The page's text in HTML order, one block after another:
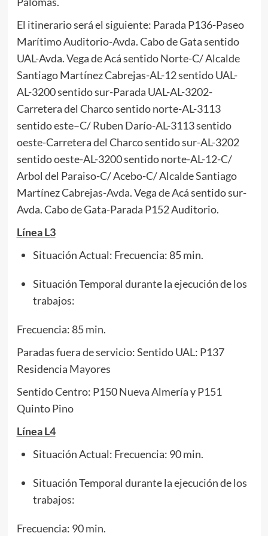
El itinerario será el siguiente: Parada P136-Paseo
Marítimo Auditorio-Avda. Cabo de Gata sentido
UAL-Avda. Vega de Acá sentido Norte-C/ Alcalde
Santiago Martínez Cabrejas-AL-12 sentido UAL-
AL-3200 sentido sur-Parada UAL-AL-3202-
Carretera del Charco sentido norte-AL-3113
sentido este–C/ Ruben Darío-AL-3113 sentido
oeste-Carretera del Charco sentido sur-AL-3202
sentido oeste-AL-3200 sentido norte-AL-12-C/
Arbol del Paraiso-C/ Acebo-C/ Alcalde Santiago
Martínez Cabrejas-Avda. Vega de Acá sentido sur-
Avda. Cabo de Gata-Parada P152 Auditorio.
Línea L3
Situación Actual: Frecuencia: 85 min.
Situación Temporal durante la ejecución de los
trabajos:
Frecuencia: 85 min.
Paradas fuera de servicio: Sentido UAL: P137
Residencia Mayores
Sentido Centro: P150 Nueva Almería y P151
Quinto Pino
Línea L4
Situación Actual: Frecuencia: 90 min.
Situación Temporal durante la ejecución de los
trabajos:
Frecuencia: 90 min.